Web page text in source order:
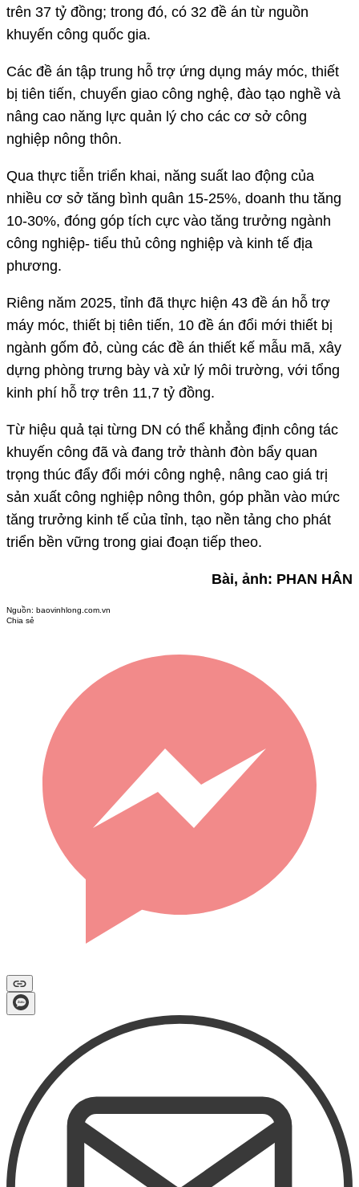
trên 37 tỷ đồng; trong đó, có 32 đề án từ nguồn
khuyến công quốc gia.
Các đề án tập trung hỗ trợ ứng dụng máy móc, thiết
bị tiên tiến, chuyển giao công nghệ, đào tạo nghề và
nâng cao năng lực quản lý cho các cơ sở công
nghiệp nông thôn.
Qua thực tiễn triển khai, năng suất lao động của
nhiều cơ sở tăng bình quân 15-25%, doanh thu tăng
10-30%, đóng góp tích cực vào tăng trưởng ngành
công nghiệp- tiểu thủ công nghiệp và kinh tế địa
phương.
Riêng năm 2025, tỉnh đã thực hiện 43 đề án hỗ trợ
máy móc, thiết bị tiên tiến, 10 đề án đổi mới thiết bị
ngành gốm đỏ, cùng các đề án thiết kế mẫu mã, xây
dựng phòng trưng bày và xử lý môi trường, với tổng
kinh phí hỗ trợ trên 11,7 tỷ đồng.
Từ hiệu quả tại từng DN có thể khẳng định công tác
khuyến công đã và đang trở thành đòn bẩy quan
trọng thúc đẩy đổi mới công nghệ, nâng cao giá trị
sản xuất công nghiệp nông thôn, góp phần vào mức
tăng trưởng kinh tế của tỉnh, tạo nền tảng cho phát
triển bền vững trong giai đoạn tiếp theo.
Bài, ảnh: PHAN HÂN
Nguồn: baovinhlong.com.vn
Chia sẻ